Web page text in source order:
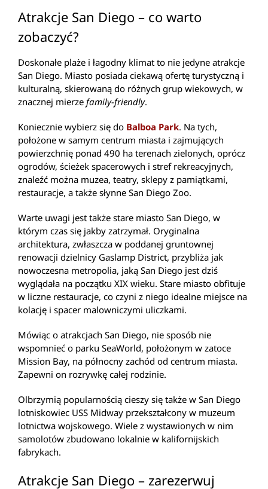
Atrakcje San Diego – co warto
zobaczyć?
Doskonałe plaże i łagodny klimat to nie jedyne atrakcje
San Diego. Miasto posiada ciekawą ofertę turystyczną i
kulturalną, skierowaną do różnych grup wiekowych, w
znacznej mierze family-friendly.
Koniecznie wybierz się do Balboa Park. Na tych,
położone w samym centrum miasta i zajmujących
powierzchnię ponad 490 ha terenach zielonych, oprócz
ogrodów, ścieżek spacerowych i stref rekreacyjnych,
znaleźć można muzea, teatry, sklepy z pamiątkami,
restauracje, a także słynne San Diego Zoo.
Warte uwagi jest także stare miasto San Diego, w
którym czas się jakby zatrzymał. Oryginalna
architektura, zwłaszcza w poddanej gruntownej
renowacji dzielnicy Gaslamp District, przybliża jak
nowoczesna metropolia, jaką San Diego jest dziś
wyglądała na początku XIX wieku. Stare miasto obfituje
w liczne restauracje, co czyni z niego idealne miejsce na
kolację i spacer malowniczymi uliczkami.
Mówiąc o atrakcjach San Diego, nie sposób nie
wspomnieć o parku SeaWorld, położonym w zatoce
Mission Bay, na północny zachód od centrum miasta.
Zapewni on rozrywkę całej rodzinie.
Olbrzymią popularnością cieszy się także w San Diego
lotniskowiec USS Midway przekształcony w muzeum
lotnictwa wojskowego. Wiele z wystawionych w nim
samolotów zbudowano lokalnie w kalifornijskich
fabrykach.
Atrakcje San Diego – zarezerwuj